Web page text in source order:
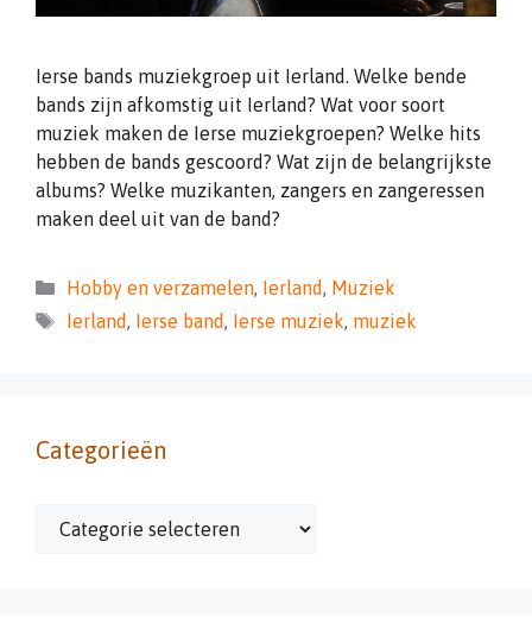
Ierse bands muziekgroep uit Ierland. Welke bende
bands zijn afkomstig uit Ierland? Wat voor soort
muziek maken de Ierse muziekgroepen? Welke hits
hebben de bands gescoord? Wat zijn de belangrijkste
albums? Welke muzikanten, zangers en zangeressen
maken deel uit van de band?
Categorieën
Hobby en verzamelen, Ierland, Muziek
Tags
Ierland, Ierse band, Ierse muziek, muziek
Categorieën
Categorieën